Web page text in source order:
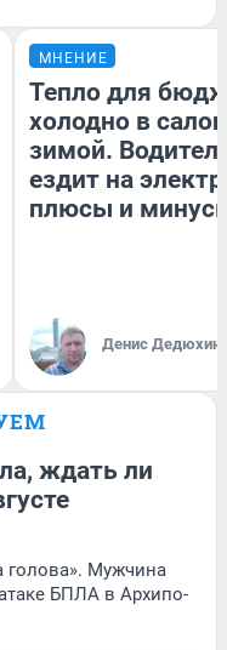
МНЕНИЕ
Тепло для
холодно в
зимой.
ездит на
плюсы и
Денис Дедюхин
ждать ли
голова». Мужчина
БПЛА в Архипо-